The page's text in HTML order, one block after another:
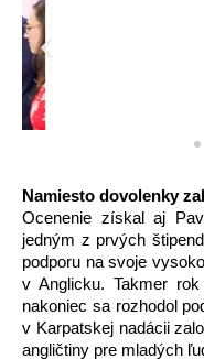
Namiesto dovolenky
Ocenenie získal aj
jedným z prvých
podporu na svoje
v Anglicku. Takmer
nakoniec sa rozhodol
v Karpatskej nadácii
angličtiny pre mladých